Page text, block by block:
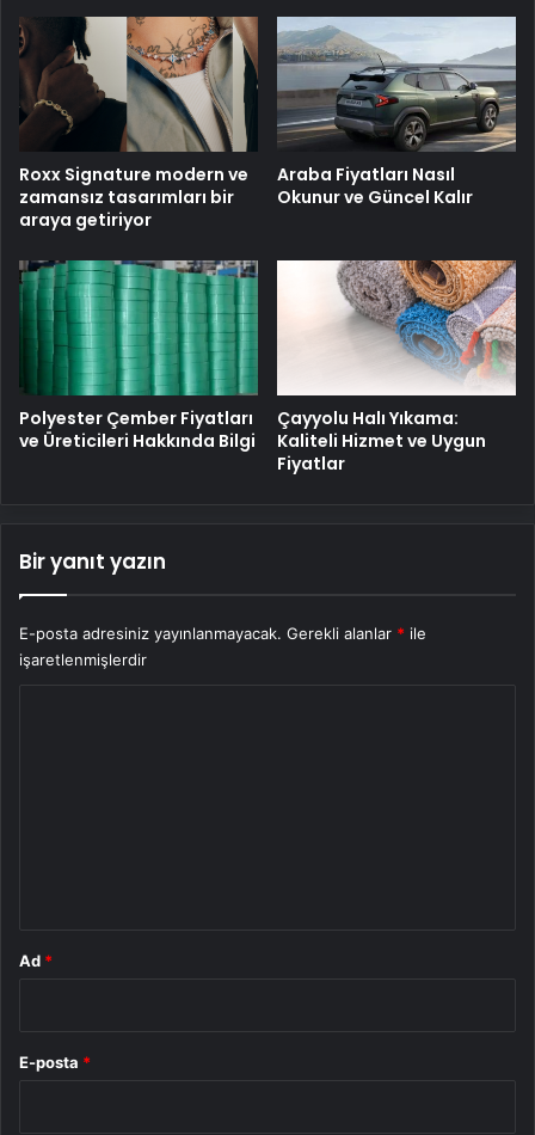
Roxx Signature modern ve
zamansız tasarımları bir
araya getiriyor
Araba Fiyatları Nasıl
Okunur ve Güncel Kalır
Polyester Çember Fiyatları
ve Üreticileri Hakkında Bilgi
Çayyolu Halı Yıkama:
Kaliteli Hizmet ve Uygun
Fiyatlar
Bir yanıt yazın
E-posta adresiniz yayınlanmayacak. Gerekli alanlar * ile
işaretlenmişlerdir
Ad *
E-posta *